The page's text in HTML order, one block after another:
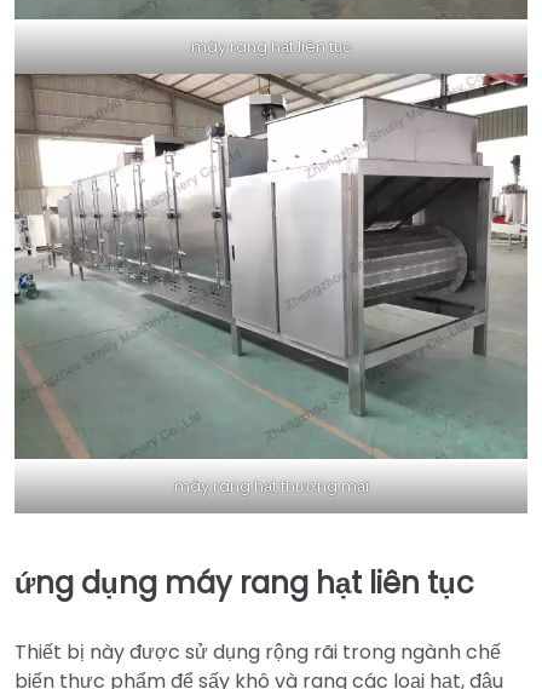
máy rang hạt liên tục
máy rang hạt thương mại
ứng dụng máy rang hạt liên tục
Thiết bị này được sử dụng rộng rãi trong ngành chế
biến thực phẩm để sấy khô và rang các loại hạt, đậu